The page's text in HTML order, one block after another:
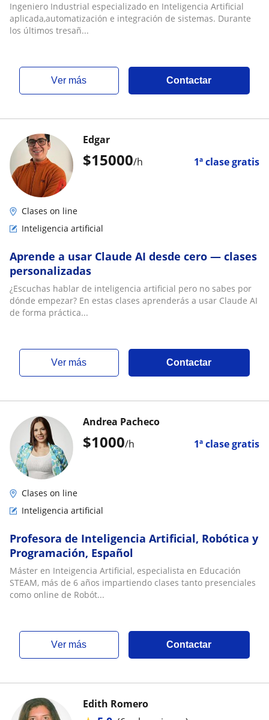
Ingeniero Industrial especializado en Inteligencia Artificial
aplicada,automatización e integración de sistemas. Durante
los últimos tresañ...
ver más Contactar
$15000/h 1ª clase gratis
Edgar
Clases on line
Inteligencia artificial
Aprende a usar Claude AI desde cero — clases
personalizadas
¿Escuchas hablar de inteligencia artificial pero no sabes por
dónde empezar? En estas clases aprenderás a usar Claude AI
de forma práctica...
ver más Contactar
$1000/h 1ª clase gratis
Andrea Pacheco
Clases on line
Inteligencia artificial
Profesora de Inteligencia Artificial, Robótica y
Programación, Español
Máster en Inteigencia Artificial, especialista en Educación
STEAM, más de 6 años impartiendo clases tanto presenciales
como online de Robót...
ver más Contactar
Edith Romero